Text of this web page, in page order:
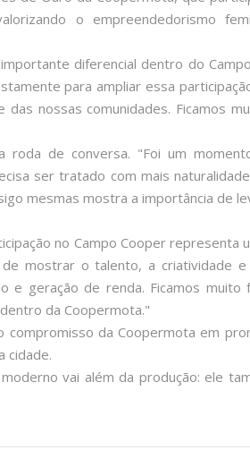
o empreendedorismo
diferencial dentro do
para ampliar essa
nossas comunidades. Ficamos
de conversa. "Foi um
ser tratado com mais
mesmas mostra a importância de
no Campo Cooper representa
mostrar o talento, a criatividade e
e geração de renda. Ficamos
da Coopermota."
da Coopermota em
cidade.
vai além da produção: ele